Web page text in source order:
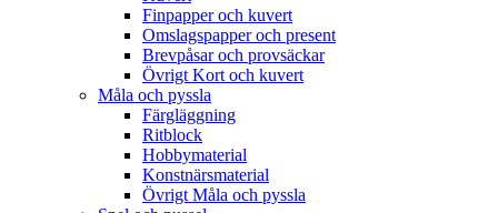
Finpapper och kuvert
Omslagspapper och present
Brevpåsar och provsäckar
Övrigt Kort och kuvert
Måla och pyssla
Färgläggning
Ritblock
Hobbymaterial
Konstnärsmaterial
Övrigt Måla och pyssla